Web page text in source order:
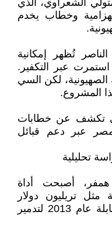
الشعراوي، الذي
وخطاب يخدم
تُظهر إمكانية
عبر التكفير.
الصهيونية، لكن السي
المشروع.
تكشف عن خطابات
مصر عبر دعم قبائل
تحليلية
همفر، أصبحت أداة
مثل تريليون دولار
اعترف به حمد بن جاسم في مقابلة عام 2013 لتدمير